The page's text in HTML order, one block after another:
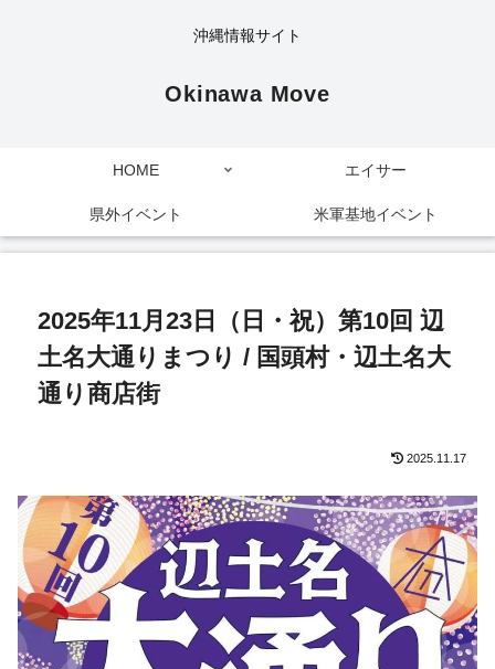
沖縄情報サイト
Okinawa Move
HOME エイサー
県外イベント 米軍基地イベント
2025年11月23日（日・祝）第10回 辺
土名大通りまつり / 国頭村・辺土名大
通り商店街
2025.11.17